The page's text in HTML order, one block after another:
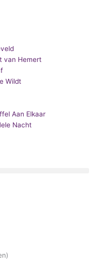
van Hemert
Wildt
Aan Elkaar
Nacht